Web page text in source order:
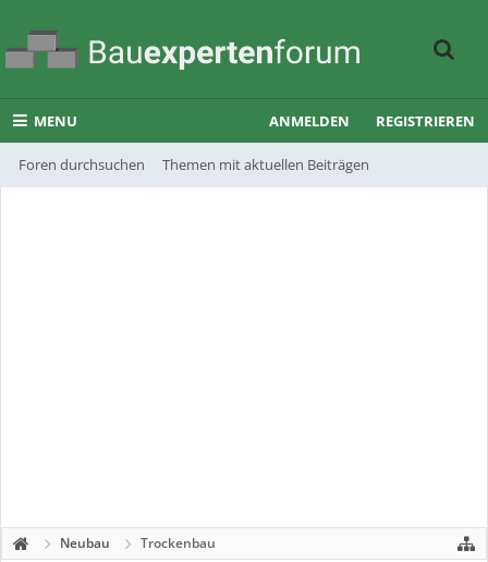
MENU
Foren durchsuchen Themen mit aktuellen Beiträgen
ANMELDEN REGISTRIEREN
Neubau Trockenbau